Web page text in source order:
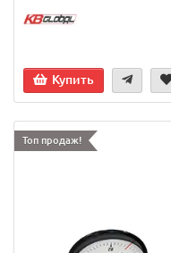
Купить
Топ продаж!